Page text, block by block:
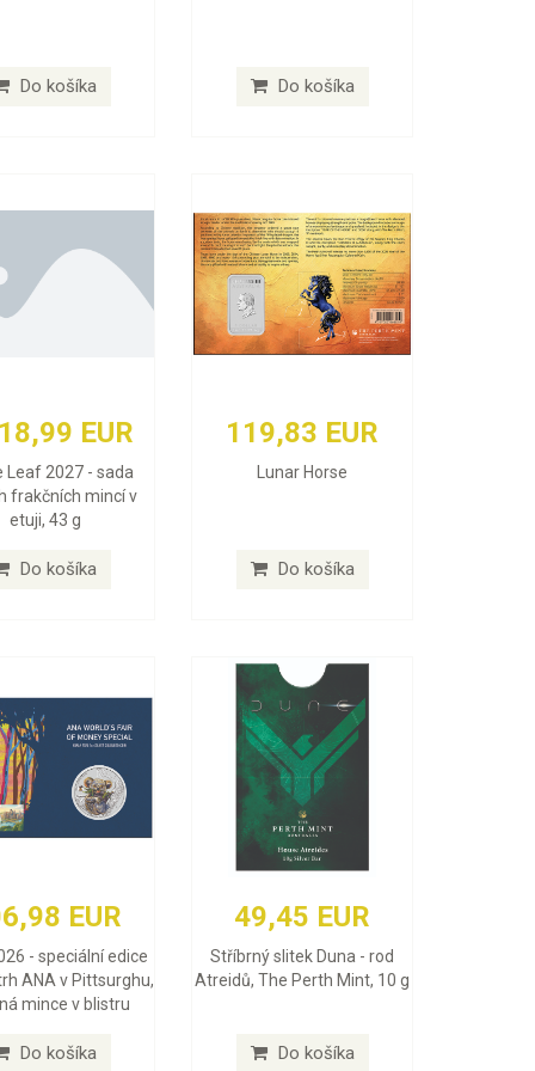
Do košíka Do košíka
EUR
Leaf 2027 - sada
frakčních mincí v
etuji, 43 g
Do košíka
119,83 EUR
Lunar Horse
Do košíka
EUR
- speciální edice
ANA v Pittsurghu,
mince v blistru
Do košíka
49,45 EUR
Stříbrný slitek Duna - rod
Atreidů, The Perth Mint, 10 g
Do košíka